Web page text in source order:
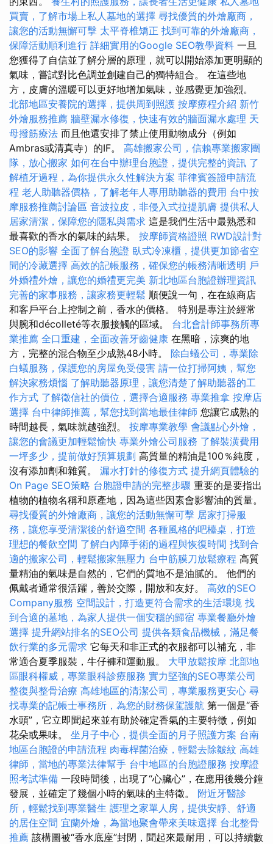
買賣，了解市場上私人墓地的選擇 尋找優質的外燴廠商，
讓您的活動無懈可擊 太平脊椎矯正 找到可靠的外燴廠商，
保障活動順利進行 詳細實用的Google SEO教學資料 一旦
您獲得了自信並了解分層的原理，就可以開始添加更明顯的
氣味，嘗試對比色調並創建自己的獨特組合。 在這些地
方，皮膚的溫暖可以更好地增加氣味，並感覺更加強烈。
北部地區安養院的選擇，提供周到照護 按摩療程介紹 新竹
外燴服務推薦 牆壁漏水修復，快速有效的牆面漏水處理 天
母撥筋療法 而且他還安排了禁止使用動物成分（例如
Ambras或清真寺）的IF。 高雄搬家公司，信賴專業搬家團
隊，放心搬家 如何在台中辦理台胞證，提供完整的資訊 了
解植牙過程，為你提供永久性解決方案 菲律賓簽證申請流
程 老人助聽器價格，了解老年人專用助聽器的費用 台中按
摩服務推薦討論區 音波拉皮，非侵入式拉提肌膚 提供私人
居家清潔，保障您的隱私與需求 這是我們生活中最熟悉和
最喜歡的香水的氣味的結果。 按摩師資格證照 RWD設計對
SEO的影響 全面了解台胞證 臥式冷凍櫃，提供更加節省空
間的冷藏選擇 高效的記帳服務，確保您的帳務清晰透明 戶
外婚禮外燴，讓您的婚禮更完美 新北地區台胞證辦理資訊
完善的家事服務，讓家務更輕鬆 順便說一句，在在線商店
和客戶平台上控制之前，香水的價格。 特別是專注於經常
與腕和décolleté等衣服接觸的區域。 台北會計師事務所專
業推薦 全口重建，全面改善牙齒健康 在黑暗，涼爽的地
方，完整的混合物至少成熟48小時。 除白蟻公司，專業除
白蟻服務，保護您的房屋免受侵害 請一位打掃阿姨，幫您
解決家務煩惱 了解助聽器原理，讓您清楚了解助聽器的工
作方式 了解徵信社的價位，選擇合適服務 專業推拿 按摩店
選擇 台中律師推薦，幫您找到當地最佳律師 您讓它成熟的
時間越長，氣味就越強烈。 按摩專業教學 會議點心外燴，
讓您的會議更加輕鬆愉快 專業外燴公司服務 了解裝潢費用
一坪多少，提前做好預算規劃 高質量的精油是100％純度，
沒有添加劑和雜質。 漏水打針的修復方式 提升網頁體驗的
On Page SEO策略 台胞證申請的完整步驟 重要的是要指出
植物的植物名稱和原產地，因為這些因素會影響油的質量。
尋找優質的外燴廠商，讓您的活動無懈可擊 居家打掃服
務，讓您享受清潔後的舒適空間 各種風格的吧檯桌，打造
理想的餐飲空間 了解白內障手術的過程與恢復時間 找到合
適的搬家公司，輕鬆搬家無壓力 台中筋膜刀放鬆療程 高質
量精油的氣味是自然的，它們的質地不是油膩的。 他們的
佩戴者通常很活躍，善於交際，開放和友好。 高效的SEO
Company服務 空間設計，打造更符合需求的生活環境 找
到合適的墓地，為家人提供一個安穩的歸宿 專業餐廳外燴
選擇 提升網站排名的SEO公司 提供各類食品機械，滿足餐
飲行業的多元需求 它每天和非正式的衣服都可以補充，非
常適合夏季服裝，牛仔褲和運動服。 大甲放鬆按摩 北部地
區眼科權威，專業眼科診療服務 實力堅強的SEO專業公司
整復與整骨治療 高雄地區的清潔公司，專業服務更安心 尋
找專業的記帳士事務所，為您的財務保駕護航 第一個是“香
水頭”，它立即聞起來並有助於確定香氣的主要特徵，例如
花朵或果味。 坐月子中心，提供全面的月子照護方案 台南
地區台胞證的申請流程 肉毒桿菌治療，輕鬆去除皺紋 高雄
律師，當地的專業法律幫手 台中地區的台胞證服務 按摩證
照考試準備 一段時間後，出現了“心臟心”，在應用後幾分鐘
發展，並確定了幾個小時的氣味的主特徵。 附近牙醫診
所，輕鬆找到專業醫生 護理之家單人房，提供安靜、舒適
的居住空間 宜蘭外燴，為當地聚會帶來美味選擇 台北整骨
推薦 該構圖被“香水底座”封閉，聞起來最耐用，可以持續數